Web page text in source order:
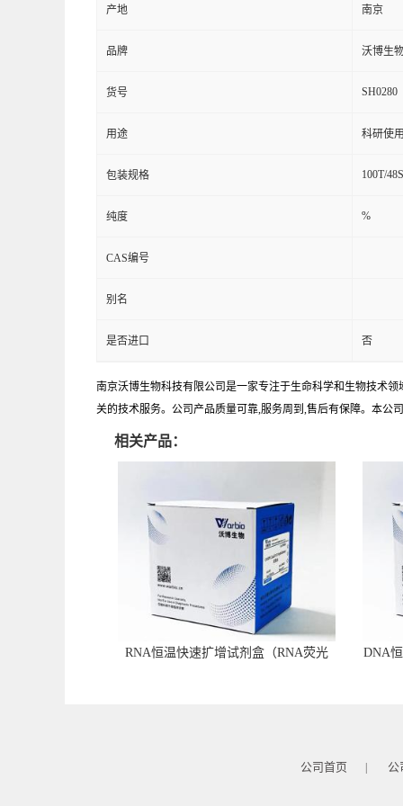
产地 南京
品牌 沃博生
货号 SH0280
用途 科研使
包装规格 100T/48S
纯度 %
CAS编号
别名
是否进口 否
南京沃博生物科技有限公司是一家专注于生命科学和生物技术
关的技术服务。公司产品质量可靠,服务周到,售后有保障。本公
相关产品：
RNA恒温快速扩增试剂盒（RNA荧光
DNA
公司首页 公